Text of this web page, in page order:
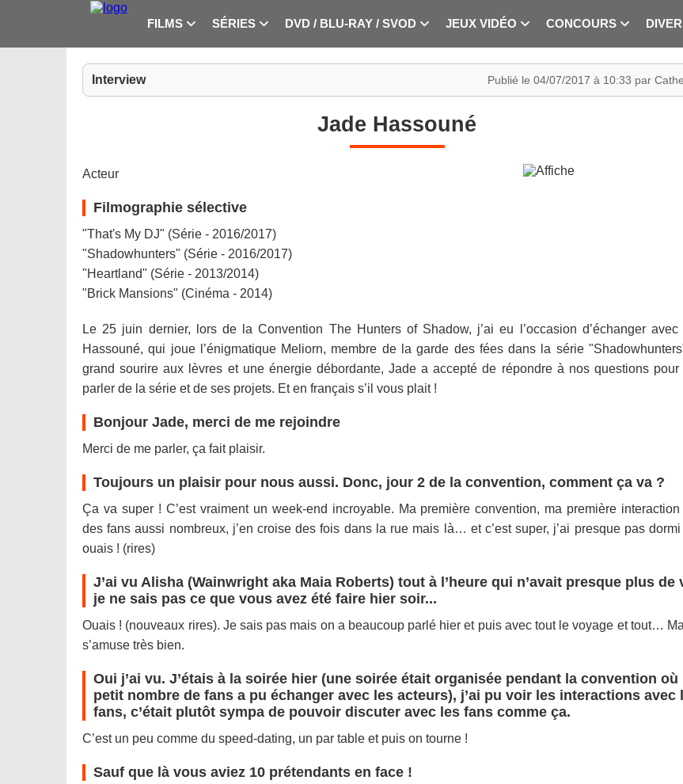
FILMS SÉRIES DVD / BLU-RAY / SVOD JEUX VIDÉO CONCOURS
Interview Publié le 04/07/2017 à 10:33 par
Jade Hassouné
Acteur
Filmographie sélective
"That's My DJ" (Série - 2016/2017)
"Shadowhunters" (Série - 2016/2017)
"Heartland" (Série - 2013/2014)
"Brick Mansions" (Cinéma - 2014)
Le 25 juin dernier, lors de la Convention The Hunters of Shadow, j’ai eu l’occasion d’échanger avec
Hassouné, qui joue l’énigmatique Meliorn, membre de la garde des fées dans la série
grand sourire aux lèvres et une énergie débordante, Jade a accepté de répondre à nos questions pour
parler de la série et de ses projets. Et en français s’il vous plait !
Bonjour Jade, merci de me rejoindre
Merci de me parler, ça fait plaisir.
Toujours un plaisir pour nous aussi. Donc, jour 2 de la convention, comment ça va ?
Ça va super ! C’est vraiment un week-end incroyable. Ma première convention, ma première
des fans aussi nombreux, j’en croise des fois dans la rue mais là… et c’est super, j’ai presque pas
ouais ! (rires)
J’ai vu Alisha (Wainwright aka Maia Roberts) tout à l’heure qui n’avait presque plus de
je ne sais pas ce que vous avez été faire hier soir...
Ouais ! (nouveaux rires). Je sais pas mais on a beaucoup parlé hier et puis avec tout le voyage et tout…
s’amuse très bien.
Oui j’ai vu. J’étais à la soirée hier (une soirée était organisée pendant la convention où
petit nombre de fans a pu échanger avec les acteurs), j’ai pu voir les interactions avec
fans, c’était plutôt sympa de pouvoir discuter avec les fans comme ça.
C’est un peu comme du speed-dating, un par table et puis on tourne !
Sauf que là vous aviez 10 prétendants en face !